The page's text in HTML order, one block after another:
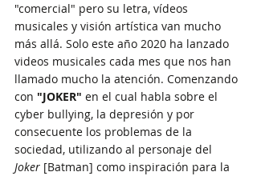
"comercial" pero su letra, vídeos
musicales y visión artística van mucho
más allá. Solo este año 2020 ha lanzado
videos musicales cada mes que nos han
llamado mucho la atención. Comenzando
con "JOKER" en el cual habla sobre el
cyber bullying, la depresión y por
consecuente los problemas de la
sociedad, utilizando al personaje del
Joker [Batman] como inspiración para la